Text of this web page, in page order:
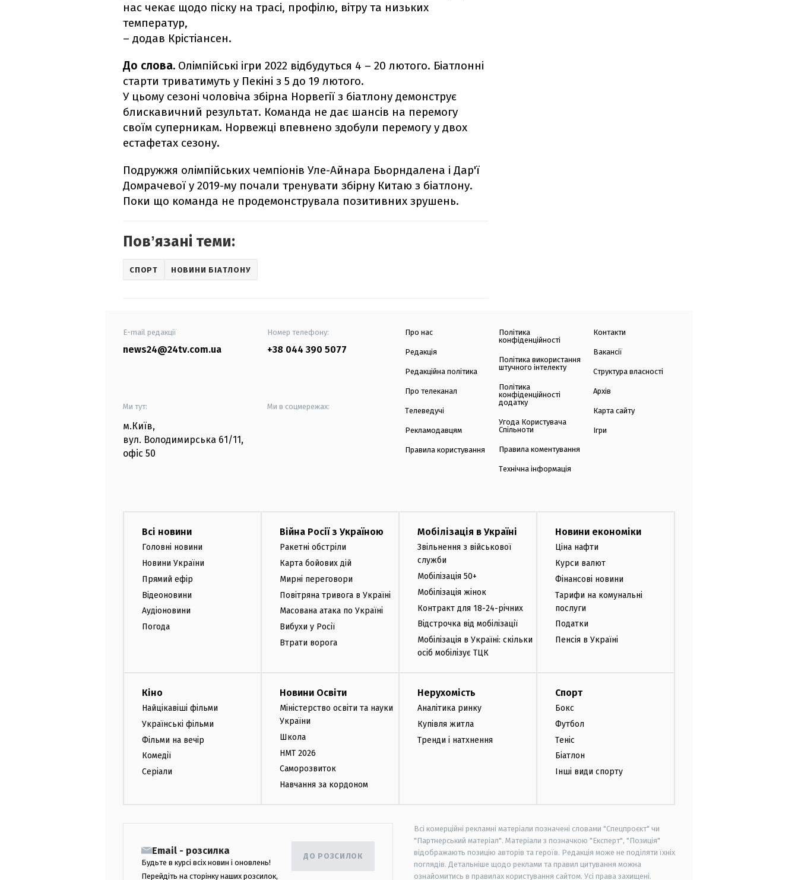
нас чекає щодо піску на трасі, профілю, вітру та низьких
температур,
– додав Крістіансен.
До слова. Олімпійські ігри 2022 відбудуться 4 – 20 лютого. Біатлонні
старти триватимуть у Пекіні з 5 до 19 лютого.
У цьому сезоні чоловіча збірна Норвегії з біатлону демонструє
блискавичний результат. Команда не дає шансів на перемогу
своїм суперникам. Норвежці впевнено здобули перемогу у двох
естафетах сезону.
Подружжя олімпійських чемпіонів Уле-Айнара Бьорндалена і Дар'ї
Домрачевої у 2019-му почали тренувати збірну Китаю з біатлону.
Поки що команда не продемонструвала позитивних зрушень.
Повʼязані теми:
СПОРТ НОВИНИ БІАТЛОНУ
E-mail редакції
news24@24tv.com.ua
Номер телефону:
+38 044 390 5077
Ми тут:
м.Київ,
вул. Володимирська 61/11,
офіс 50
Ми в соцмережах:
Про нас
Редакція
Редакційна політика
Про телеканал
Телеведучі
Рекламодавцям
Правила користування
Політика
конфіденційності
Політика використання
штучного інтелекту
Політика
конфіденційності
додатку
Угода Користувача
Спільноти
Правила коментування
Технічна інформація
Контакти
Вакансії
Структура власності
Архів
Карта сайту
Ігри
Всі новини
Головні новини
Новини України
Прямий ефір
Відеоновини
Аудіоновини
Погода
Війна Росії з Україною
Ракетні обстріли
Карта бойових дій
Мирні переговори
Повітряна тривога в Україні
Масована атака по Україні
Вибухи у Росії
Втрати ворога
Мобілізація в Україні
Звільнення з військової
служби
Мобілізація 50+
Мобілізація жінок
Контракт для 18-24-річних
Відстрочка від мобілізації
Мобілізація в Україні: скільки
осіб мобілізує ТЦК
Новини економіки
Ціна нафти
Курси валют
Фінансові новини
Тарифи на комунальні
послуги
Податки
Пенсія в Україні
Кіно
Найцікавіші фільми
Українські фільми
Фільми на вечір
Комедії
Серіали
Новини Освіти
Міністерство освіти та науки
України
Школа
НМТ 2026
Саморозвиток
Навчання за кордоном
Нерухомість
Аналітика ринку
Купівля житла
Тренди і натхнення
Спорт
Бокс
Футбол
Теніс
Біатлон
Інші види спорту
Email - розсилка
Будьте в курсі всіх новин і оновлень!
Перейдіть на сторінку наших розсилок,
ДО РОЗСИЛОК
Всі комерційні рекламні матеріали позначені словами "Спецпроєкт" чи
"Партнерський матеріал". Матеріали з позначкою "Експерт", "Позиція"
відображають позицію авторів та героїв. Редакція може не поділяти їхніх
поглядів. Детальніше щодо реклами та правил цитування можна
ознайомитись в правилах користування сайтом. Усі права захищені.